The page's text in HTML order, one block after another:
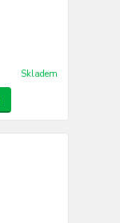
Skladem